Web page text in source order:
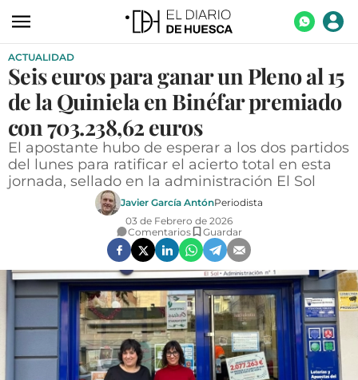
ACTUALIDAD
ECONOMÍA
TECNOLOGÍA
TURISMO
AGROALIMENTACIÓN
SOCIEDAD
OPINIÓN
GALERÍAS
VÍDEOS
ACTUALIDAD
Seis euros para ganar un Pleno al 15
de la Quiniela en Binéfar premiado
con 703.238,62 euros
El apostante hubo de esperar a los dos partidos
del lunes para ratificar el acierto total en esta
jornada, sellado en la administración El Sol
Javier García AntónPeriodista
03 de Febrero de 2026
Comentarios
Guardar